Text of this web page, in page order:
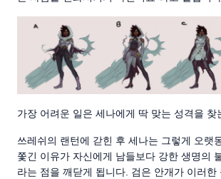
가장 어려운 일은 세나에게 딱 맞는 성격을 찾
쓰레쉬의 랜턴에 갇힌 후 세나는 그렇게 오랫
쫓긴 이유가 자신에게 남들보다 강한 생명의
라는 점을 깨닫게 됩니다. 검은 안개가 이러한